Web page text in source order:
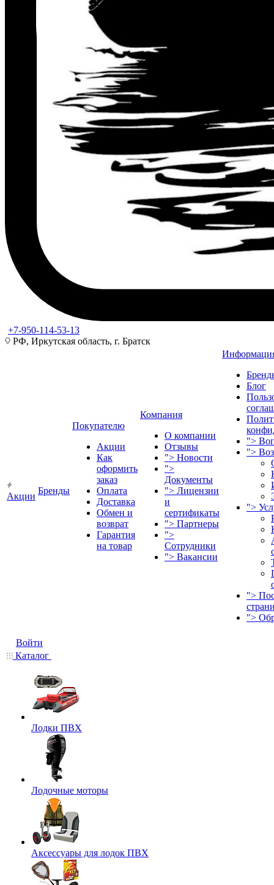
+7-950-114-53-13
РФ, Иркутская область, г. Братск
Акции
Бренды
Покупателю
Акции
Как
оформить
заказ
Оплата
Доставка
Обмен и
возврат
Гарантия
на товар
Компания
О компании
Отзывы
"> Новости
">
Документы
"> Лицензии
и
сертификаты
"> Партнеры
">
Сотрудники
"> Вакансии
Блог
">
">
">
">
">
Войти
Каталог
Лодки ПВХ
Лодочные моторы
Аксессуары для лодок ПВХ